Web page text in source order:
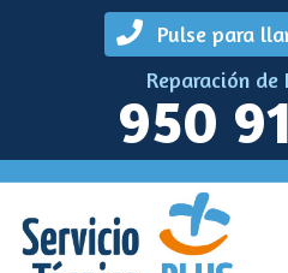
Pulse para
Reparación
950